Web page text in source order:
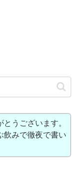
うございます。
飲みで徹夜で書い